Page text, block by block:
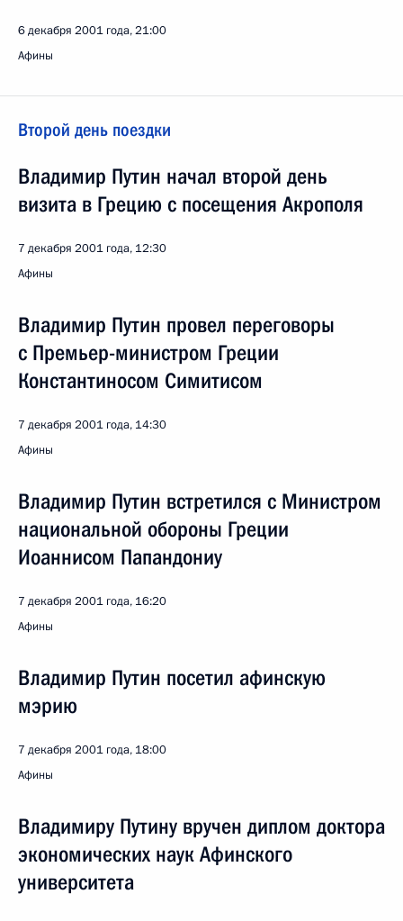
6 декабря 2001 года, 21:00
Афины
Второй день поездки
Владимир Путин начал второй день
визита в Грецию с посещения Акрополя
7 декабря 2001 года, 12:30
Афины
Владимир Путин провел переговоры
с Премьер-министром Греции
Константиносом Симитисом
7 декабря 2001 года, 14:30
Афины
Владимир Путин встретился с Министром
национальной обороны Греции
Иоаннисом Папандониу
7 декабря 2001 года, 16:20
Афины
Владимир Путин посетил афинскую
мэрию
7 декабря 2001 года, 18:00
Афины
Владимиру Путину вручен диплом доктора
экономических наук Афинского
университета